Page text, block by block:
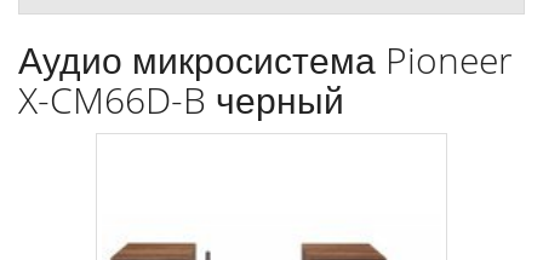
Аудио микросистема Pioneer
X-CM66D-B черный